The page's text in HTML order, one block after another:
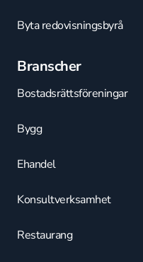
Byta redovisningsbyrå
Branscher
Bostadsrättsföreningar
Bygg
Ehandel
Konsultverksamhet
Restaurang